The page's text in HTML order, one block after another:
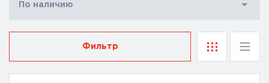
По наличию
Фильтр